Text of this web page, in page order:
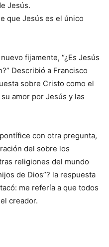
Jesús.
que Jesús es el único
fijamente, “¿Es Jesús
Describió a Francisco
sobre Cristo como el
amor por Jesús y las
con otra pregunta,
del sobre los
religiones del mundo
de Dios”? la respuesta
me refería a que todos
creador.